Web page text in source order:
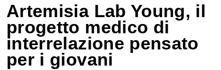
Artemisia Lab Young, il
progetto medico di
interrelazione pensato
per i giovani